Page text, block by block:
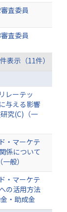
査委員
査委員
表示（11件）
レーテッ
与える影響
究(C)（一
・マーケテ
係について
般）
・マーケテ
の活用方法
・助成金